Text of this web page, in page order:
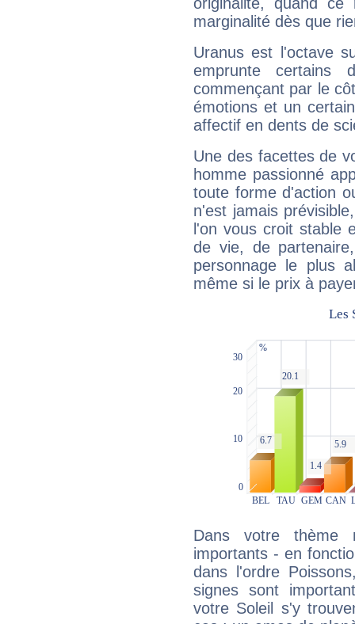
originalité, quand ce
marginalité dès que
Uranus est l'octave
emprunte
commençant par le
émotions et un
affectif en dents de
Une des facettes de
homme passionné
toute forme d'action
n'est jamais
l'on vous croit stable
de vie, de
personnage le plus
même si le prix à
Dans votre thème
importants - en
dans l'ordre
signes sont
votre Soleil s'y